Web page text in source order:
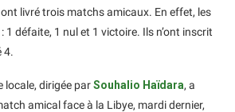
livré trois matchs amicaux. En effet, les
défaite, 1 nul et 1 victoire. Ils n’ont inscrit
4.
locale, dirigée parSouhalio Haïdara, a
amical face à la Libye, mardi dernier,